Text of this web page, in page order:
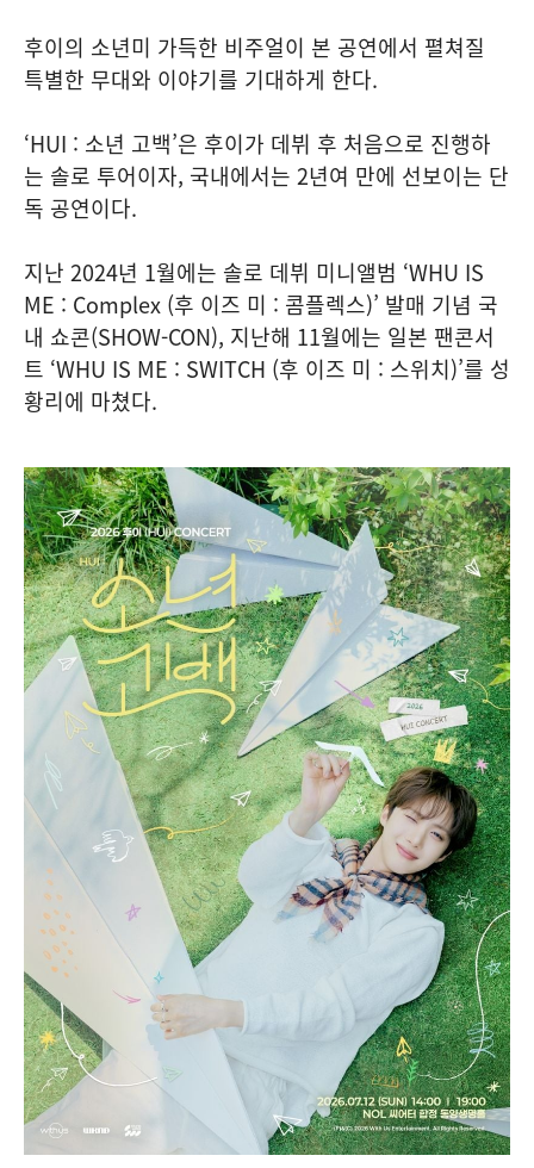
후이의 소년미 가득한 비주얼이 본 공연에서 펼쳐질
특별한 무대와 이야기를 기대하게 한다.
‘HUI : 소년 고백’은 후이가 데뷔 후 처음으로 진행하
는 솔로 투어이자, 국내에서는 2년여 만에 선보이는 단
독 공연이다.
지난 2024년 1월에는 솔로 데뷔 미니앨범 ‘WHU IS
ME : Complex (후 이즈 미 : 콤플렉스)’ 발매 기념 국
내 쇼콘(SHOW-CON), 지난해 11월에는 일본 팬콘서
트 ‘WHU IS ME : SWITCH (후 이즈 미 : 스위치)’를 성
황리에 마쳤다.